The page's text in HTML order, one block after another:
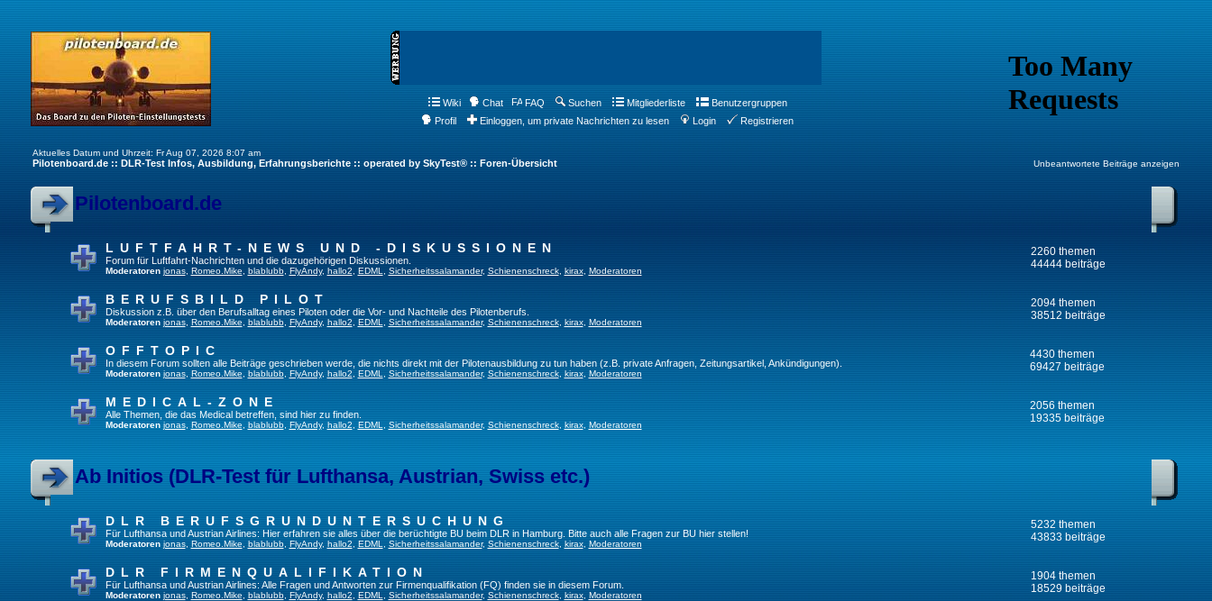
Wiki Chat FAQ Suchen Mitgliederliste
Benutzergruppen
Profil
Einloggen, um private Nachrichten zu lesen Login Registrieren
Aktuelles Datum und Uhrzeit: Fr Aug 07, 2026 8:07 am
Pilotenboard.de :: DLR-Test Infos, Ausbildung, Erfahrungsberichte :: operated by SkyTest® :: Foren-Übersicht Unbeantwortete Beiträge anzeigen
Pilotenboard.de
LUFTFAHRT-NEWS UND -DISKUSSIONEN
Forum für Luftfahrt-Nachrichten und die dazugehörigen Diskussionen.
Moderatoren jonas, Romeo.Mike blablubb, FlyAndy, hallo2 EDML Sicherheitssalamander, Schienenschreck, kirax, Moderatoren
2260 themen
44444 beiträge
BERUFSBILD PILOT
Diskussion z.B. über den Berufsalltag eines Piloten oder die Vor- und Nachteile des Pilotenberufs.
Moderatoren jonas, Romeo.Mike blablubb, FlyAndy, hallo2 EDML Sicherheitssalamander, Schienenschreck, kirax, Moderatoren
2094 themen
38512 beiträge
OFFTOPIC
In diesem Forum sollten alle Beiträge geschrieben werde, die nichts direkt mit der Pilotenausbildung zu tun haben (z.B. private Anfragen, Zeitungsartikel, Ankündigungen).
Moderatoren jonas, Romeo.Mike, blablubb, FlyAndy, hallo2 EDML Sicherheitssalamander, Schienenschreck, kirax, Moderatoren
4430 themen
69427 beiträge
MEDICAL-ZONE
Alle Themen, die das Medical betreffen, sind hier zu finden.
Moderatoren jonas, Romeo.Mike blablubb, FlyAndy, hallo2 EDML Sicherheitssalamander, Schienenschreck, kirax, Moderatoren
2056 themen
19335 beiträge
Ab Initios (DLR-Test für Lufthansa, Austrian, Swiss etc.)
DLR BERUFSGRUNDUNTERSUCHUNG
Für Lufthansa und Austrian Airlines: Hier erfahren sie alles über die berüchtigte BU beim DLR in Hamburg. Bitte auch alle Fragen zur BU hier stellen!
Moderatoren jonas, Romeo.Mike blablubb, FlyAndy, hallo2 EDML Sicherheitssalamander, Schienenschreck, kirax, Moderatoren
5232 themen
43833 beiträge
DLR FIRMENQUALIFIKATION
Für Lufthansa und Austrian Airlines: Alle Fragen und Antworten zur Firmenqualifikation (FQ) finden sie in diesem Forum.
Moderatoren jonas, Romeo.Mike blablubb, FlyAndy, hallo2 EDML Sicherheitssalamander, Schienenschreck, kirax, Moderatoren
1904 themen
18529 beiträge